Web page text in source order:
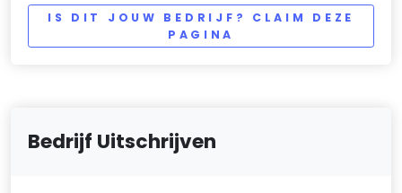
IS DIT JOUW BEDRIJF? CLAIM DEZE
PAGINA
Bedrijf Uitschrijven